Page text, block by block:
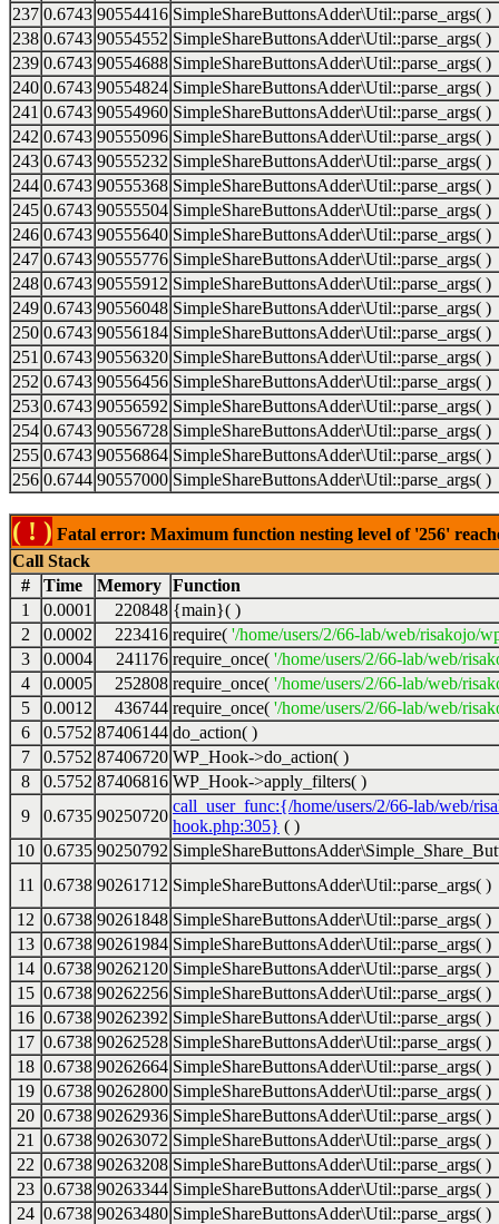
237 0.6743 90554416 SimpleShareButtonsAdder\Util::parse_args( )
238 0.6743 90554552 SimpleShareButtonsAdder\Util::parse_args( )
239 0.6743 90554688 SimpleShareButtonsAdder\Util::parse_args( )
240 0.6743 90554824 SimpleShareButtonsAdder\Util::parse_args( )
241 0.6743 90554960 SimpleShareButtonsAdder\Util::parse_args( )
242 0.6743 90555096 SimpleShareButtonsAdder\Util::parse_args( )
243 0.6743 90555232 SimpleShareButtonsAdder\Util::parse_args( )
244 0.6743 90555368 SimpleShareButtonsAdder\Util::parse_args( )
245 0.6743 90555504 SimpleShareButtonsAdder\Util::parse_args( )
246 0.6743 90555640 SimpleShareButtonsAdder\Util::parse_args( )
247 0.6743 90555776 SimpleShareButtonsAdder\Util::parse_args( )
248 0.6743 90555912 SimpleShareButtonsAdder\Util::parse_args( )
249 0.6743 90556048 SimpleShareButtonsAdder\Util::parse_args( )
250 0.6743 90556184 SimpleShareButtonsAdder\Util::parse_args( )
251 0.6743 90556320 SimpleShareButtonsAdder\Util::parse_args( )
252 0.6743 90556456 SimpleShareButtonsAdder\Util::parse_args( )
253 0.6743 90556592 SimpleShareButtonsAdder\Util::parse_args( )
254 0.6743 90556728 SimpleShareButtonsAdder\Util::parse_args( )
255 0.6743 90556864 SimpleShareButtonsAdder\Util::parse_args( )
256 0.6744 90557000 SimpleShareButtonsAdder\Util::parse_args( )
( ! ) Fatal error: Maximum function nesting level of '256'
Call Stack
#
Time Memory Function
1
0.0001 220848 {main}( )
2
0.0002 223416 require( '/home/users/2/66-lab/web/risakojo/
3
0.0004 241176 require_once( '/home/users/2/66-lab/web/
4
0.0005 252808 require_once( '/home/users/2/66-lab/web/
5
0.0012 436744 require_once( '/home/users/2/66-lab/web/
6
0.5752 87406144 do_action( )
7
0.5752 87406720 WP_Hook->do_action( )
8
0.5752 87406816 WP_Hook->apply_filters( )
9
0.6735 90250720
call_user_func:{/home/users/2/66-lab/web/
hook.php:305} ( )
10 0.6735 90250792
11
0.6738 90261712 SimpleShareButtonsAdder\Util::parse_args( )
12 0.6738 90261848 SimpleShareButtonsAdder\Util::parse_args( )
13 0.6738 90261984 SimpleShareButtonsAdder\Util::parse_args( )
14 0.6738 90262120 SimpleShareButtonsAdder\Util::parse_args( )
15 0.6738 90262256 SimpleShareButtonsAdder\Util::parse_args( )
16 0.6738 90262392 SimpleShareButtonsAdder\Util::parse_args( )
17 0.6738 90262528 SimpleShareButtonsAdder\Util::parse_args( )
18 0.6738 90262664 SimpleShareButtonsAdder\Util::parse_args( )
19 0.6738 90262800 SimpleShareButtonsAdder\Util::parse_args( )
20 0.6738 90262936 SimpleShareButtonsAdder\Util::parse_args( )
21
0.6738 90263072 SimpleShareButtonsAdder\Util::parse_args( )
22 0.6738 90263208 SimpleShareButtonsAdder\Util::parse_args( )
23 0.6738 90263344 SimpleShareButtonsAdder\Util::parse_args( )
24 0.6738 90263480 SimpleShareButtonsAdder\Util::parse_args( )